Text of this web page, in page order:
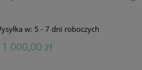
w: 5 - 7 dni roboczych
1 000,00 zł